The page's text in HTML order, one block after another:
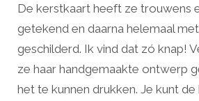
De kerstkaart heeft ze trouwens
getekend en daarna helemaal
geschilderd. Ik vind dat zó knap!
ze haar handgemaakte ontwerp
het te kunnen drukken. Je kunt